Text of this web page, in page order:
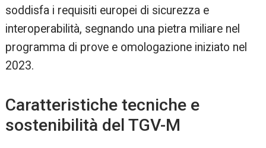
soddisfa i requisiti europei di sicurezza e
interoperabilità, segnando una pietra miliare nel
programma di prove e omologazione iniziato nel
2023.
Caratteristiche tecniche e
sostenibilità del TGV-M